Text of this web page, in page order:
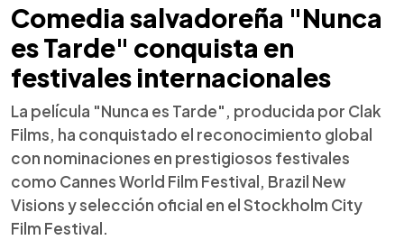
Comedia salvadoreña "Nunca
es Tarde" conquista en
festivales internacionales
La película "Nunca es Tarde", producida por Clak
Films, ha conquistado el reconocimiento global
con nominaciones en prestigiosos festivales
como Cannes World Film Festival, Brazil New
Visions y selección oficial en el Stockholm City
Film Festival.